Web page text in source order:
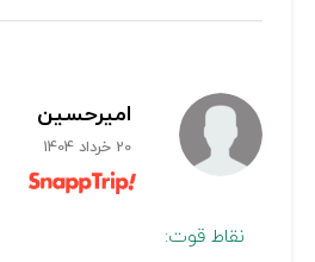
امیرحسین
20 خرداد 1404
نقاط قوت: